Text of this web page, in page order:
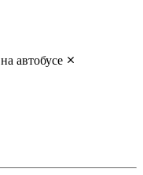
на автобусе